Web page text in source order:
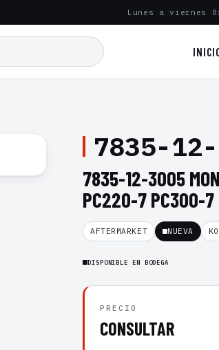
Lunes a viernes
7835-
7835-12-3005
PC220-7 PC300-7
AFTERMARKET NUEVA
DISPONIBLE EN BODEGA
PRECIO
CONSULTAR